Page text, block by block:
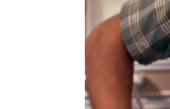
antena3.com
Madrid
Publicado:08 de
más